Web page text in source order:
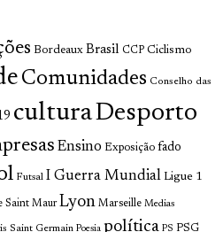
Bordeaux Brasil CCP Ciclismo
Comunidades Conselho das
culturaDesporto
Ensino Exposição fado
Futsal I Guerra Mundial Ligue 1
Saint Maur Lyon Marseille Medias
Saint Germain Poesia política PS PSG